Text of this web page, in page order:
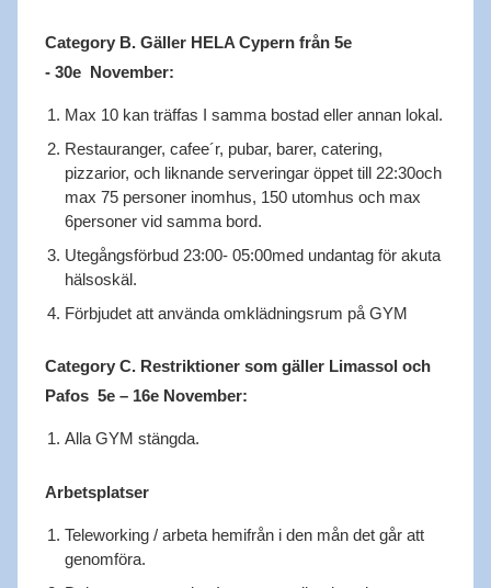
Category B. Gäller HELA Cypern från 5e
- 30e November:
Max 10 kan träffas I samma bostad eller annan lokal.
Restauranger, cafee´r, pubar, barer, catering,
pizzarior, och liknande serveringar öppet till 22:30och
max 75 personer inomhus, 150 utomhus och max
6personer vid samma bord.
Utegångsförbud 23:00- 05:00med undantag för akuta
hälsoskäl.
Förbjudet att använda omklädningsrum på GYM
Category C. Restriktioner som gäller Limassol och
Pafos 5e – 16e November:
Alla GYM stängda.
Arbetsplatser
Teleworking / arbeta hemifrån i den mån det går att
genomföra.